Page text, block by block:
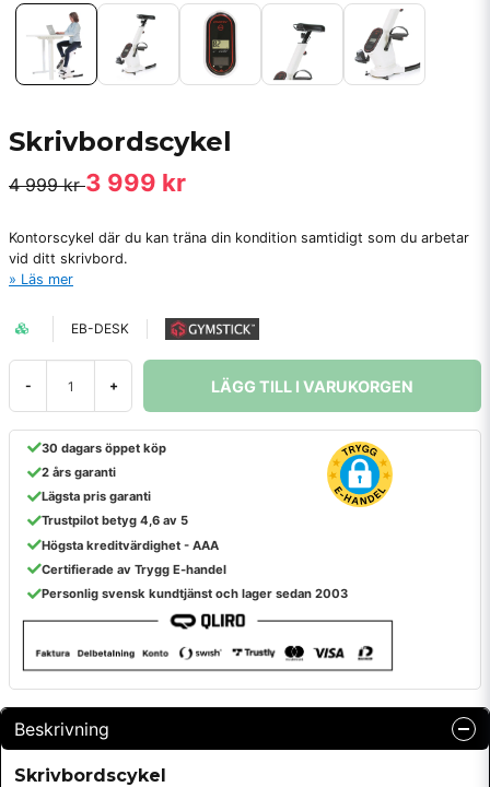
Skrivbordscykel
4 999 kr3 999 kr
Kontorscykel där du kan träna din kondition samtidigt som du arbetar
vid ditt skrivbord.
Läs mer
EB-DESK
- + LÄGG TILL I VARUKORGEN
30 dagars öppet köp
2 års garanti
Lägsta pris garanti
Trustpilot betyg 4,6 av 5
Högsta kreditvärdighet - AAA
Certifierade av Trygg E-handel
Personlig svensk kundtjänst och lager sedan 2003
Beskrivning
Skrivbordscykel